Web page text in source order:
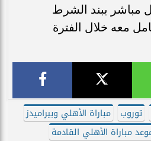
مباشر ببند الشرط
معه خلال الفترة
توروب
مباراة الأهلي وبيراميدز
مباراة الأهلي القادمة